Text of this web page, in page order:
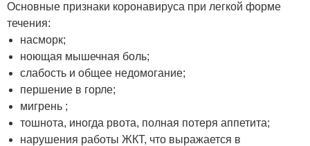
Основные признаки коронавируса при легкой форме
течения:
насморк;
ноющая мышечная боль;
слабость и общее недомогание;
першение в горле;
мигрень ;
тошнота, иногда рвота, полная потеря аппетита;
нарушения работы ЖКТ, что выражается в